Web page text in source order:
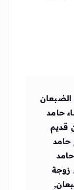
حامد
قديم
حامد
زوجة